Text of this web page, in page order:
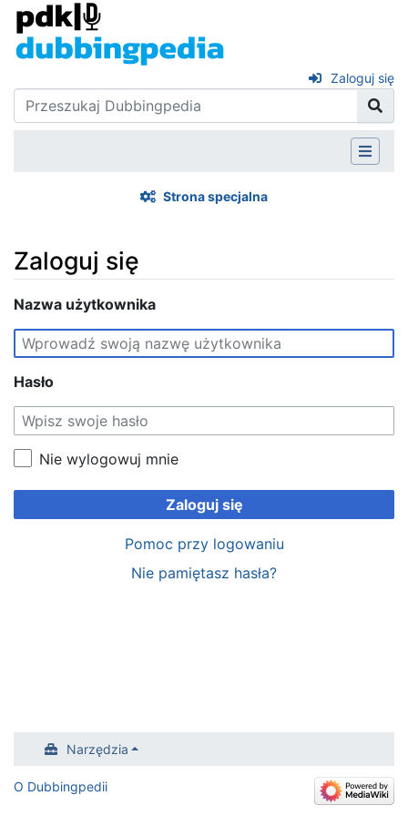
Zaloguj się
Strona specjalna
Zaloguj się
Skocz do:nawigacja,
Nazwa użytkownika
Hasło
Nie wylogowuj mnie
Zaloguj się
Pomoc przy logowaniu
Nie pamiętasz hasła?
Narzędzia
O Dubbingpedii